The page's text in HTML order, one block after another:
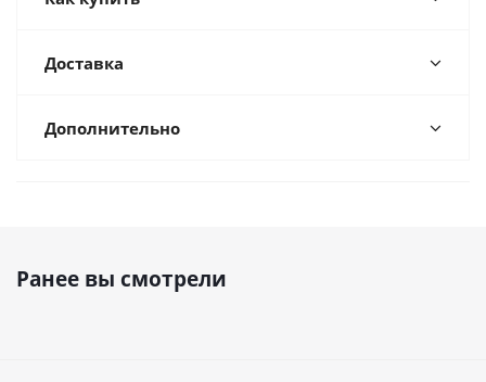
Доставка
Дополнительно
Ранее вы смотрели